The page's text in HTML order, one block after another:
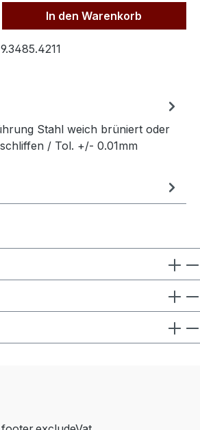
Gib den
In den Warenkorb
9.3485.4211
Stahl weich brüniert oder
/ Tol. +/- 0.01mm